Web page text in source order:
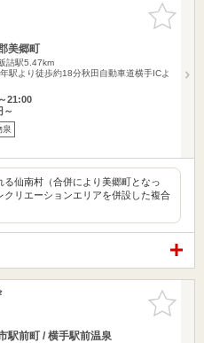
お気に入
りに追加
美郷町
詰駅5.47km
駅より徒歩約18分秋田自動車道横手ICよ
21:00
～
泉
仙南村（合併により美郷町となっ
クリエーションエリアを併設した複合
お気に入
りに追加
駅前町 / 横手駅前温泉